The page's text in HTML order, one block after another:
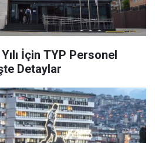
İçin TYP Personel
Detaylar